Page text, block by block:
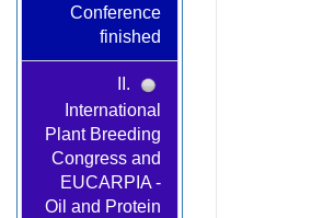
Conference
finished
II.
International
Plant Breeding
Congress and
EUCARPIA -
Oil and Protein